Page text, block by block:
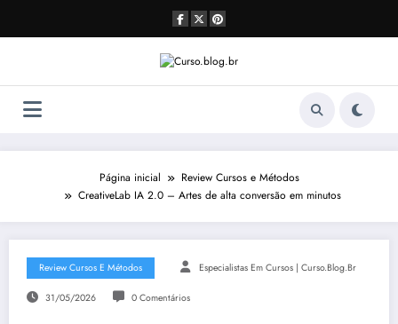
o
Página inicial
Review Cursos e Métodos
CreativeLab IA 2.0 – Artes de alta conversão em minutos
Review Cursos E Métodos Especialistas Em Cursos | Curso.blog.br
31/05/2026 0 Comentários